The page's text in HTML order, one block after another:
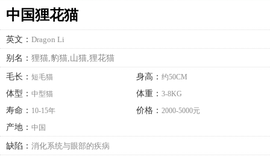
中国狸花猫
英文： Dragon Li
别名： 狸猫,豹猫,山猫,狸花猫
毛长： 短毛猫 身高：约50CM
体型： 中型猫 体重：3-8KG
寿命： 10-15年 价格：2000-5000元
产地： 中国
缺陷： 消化系统与眼部的疾病